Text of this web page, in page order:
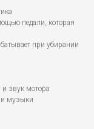
педали, которая
при убирании
звук мотора
и музыки